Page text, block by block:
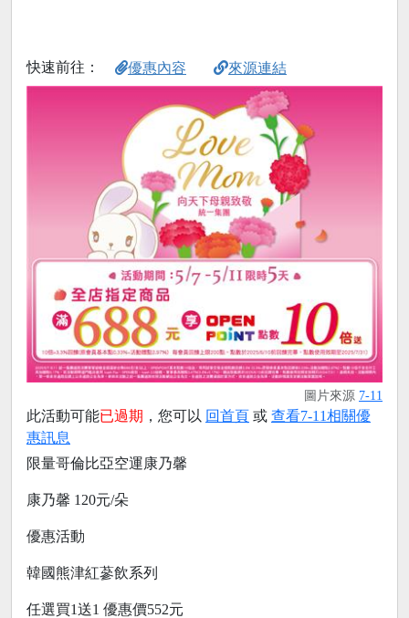
快速前往： 優惠內容 來源連結
圖片來源 7-11
此活動可能已過期 ，您可以 回首頁 或 查看7-11相關優
惠訊息
限量哥倫比亞空運康乃馨
康乃馨 120元/朵
優惠活動
韓國熊津紅蔘飲系列
任選買1送1 優惠價552元